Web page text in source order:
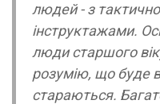
людей - з
інструктажами.
люди старшого
розумію, що буде
стараються.